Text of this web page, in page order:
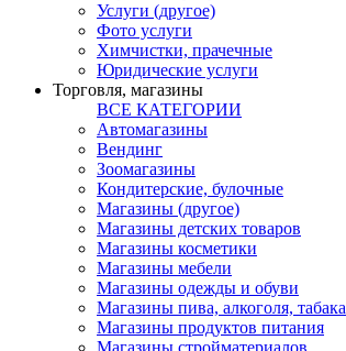
Услуги (другое)
Фото услуги
Химчистки, прачечные
Юридические услуги
Торговля, магазины
ВСЕ КАТЕГОРИИ
Автомагазины
Вендинг
Зоомагазины
Кондитерские, булочные
Магазины (другое)
Магазины детских товаров
Магазины косметики
Магазины мебели
Магазины одежды и обуви
Магазины пива, алкоголя, табака
Магазины продуктов питания
Магазины стройматериалов